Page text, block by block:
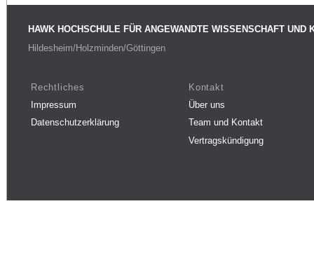
HAWK HOCHSCHULE FÜR ANGEWANDTE WISSENSCHAFT UND
Hildesheim/Holzminden/Göttingen
Rechtliches
Impressum
Datenschutzerklärung
Kontakt
Über uns
Team und Kontakt
Vertragskündigung